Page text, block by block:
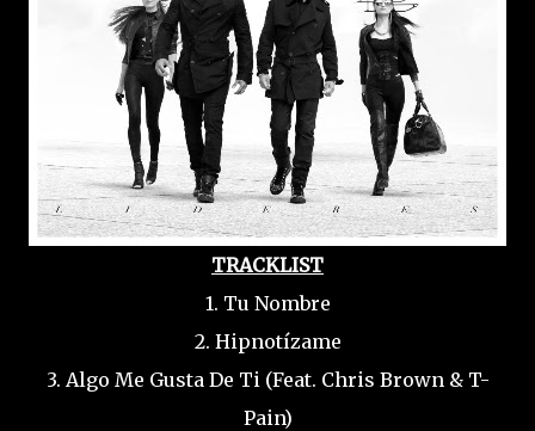
TRACKLIST
1. Tu Nombre
2. Hipnotízame
3. Algo Me Gusta De Ti (Feat. Chris Brown & T-
Pain)